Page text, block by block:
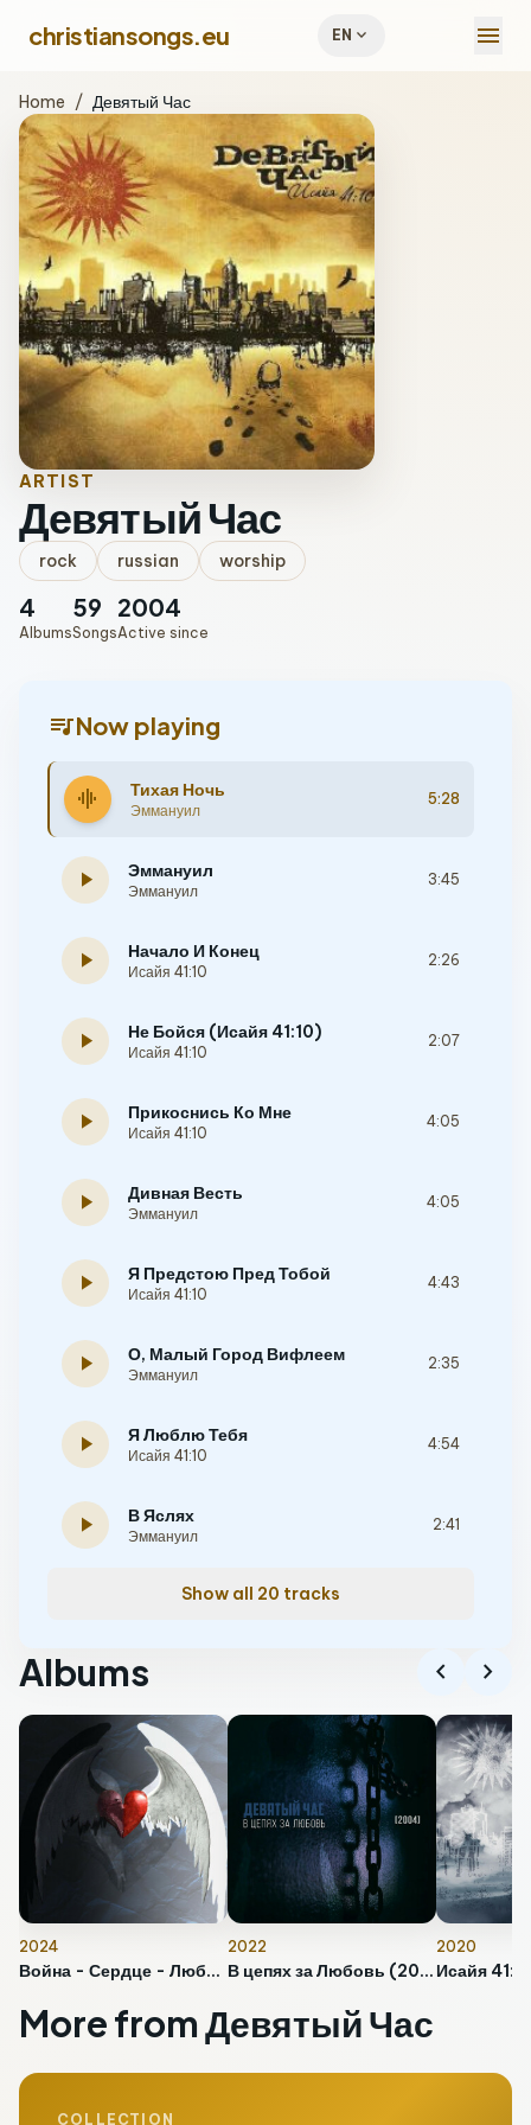
christiansongs.eu EN expand_more menu
Home / Девятый Час
ARTIST
Девятый Час
rock russian worship
4
Albums
59
Songs
2004
Active since
queue_musicNow playing
graphic_eq Тихая Ночь
Эммануил
5:28
play_arrow Эммануил
Эммануил
3:45
play_arrow Начало И Конец
Исайя 41:10
2:26
play_arrow Не Бойся (Исайя 41:10)
Исайя 41:10
2:07
play_arrow Прикоснись Ко Мне
Исайя 41:10
4:05
play_arrow Дивная Весть
Эммануил
4:05
play_arrow Я Предстою Пред Тобой
Исайя 41:10
4:43
play_arrow О, Малый Город Вифлеем
Эммануил
2:35
play_arrow Я Люблю Тебя
Исайя 41:10
4:54
play_arrow В Яслях
Эммануил
2:41
Show all 20 tracks
Albums chevron_left chevron_right
2024
Война - Сердце - Любовь
2022
В цепях за Любовь (2004)
2020
Исайя
More from Девятый Час
COLLECTION